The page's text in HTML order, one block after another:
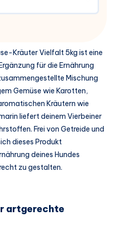
Kräuter Vielfalt 5kg ist eine
für die Ernährung
Mischung
Gemüse wie Karotten,
Kräutern wie
liefert deinem Vierbeiner
Frei von Getreide und
dieses Produkt
deines Hundes
zu gestalten.
artgerechte